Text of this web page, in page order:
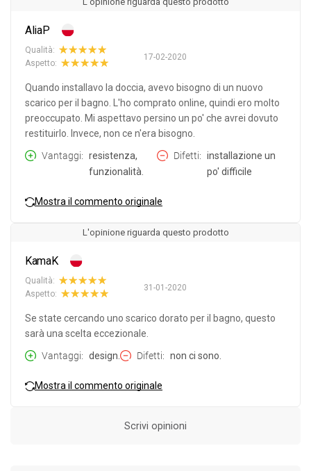
AliaP
17-02-2020
Qualità:
Aspetto:
Quando installavo la doccia, avevo bisogno di un nuovo
scarico per il bagno. L'ho comprato online, quindi ero molto
preoccupato. Mi aspettavo persino un po' che avrei dovuto
restituirlo. Invece, non ce n'era bisogno.
Vantaggi
resistenza,
funzionalità.
Difetti
installazione un
po' difficile
Mostra il commento originale
L'opinione riguarda questo prodotto
KamaK
31-01-2020
Qualità:
Aspetto:
Se state cercando uno scarico dorato per il bagno, questo
sarà una scelta eccezionale.
Vantaggi
design. Difetti non ci sono.
Mostra il commento originale
Scrivi opinioni